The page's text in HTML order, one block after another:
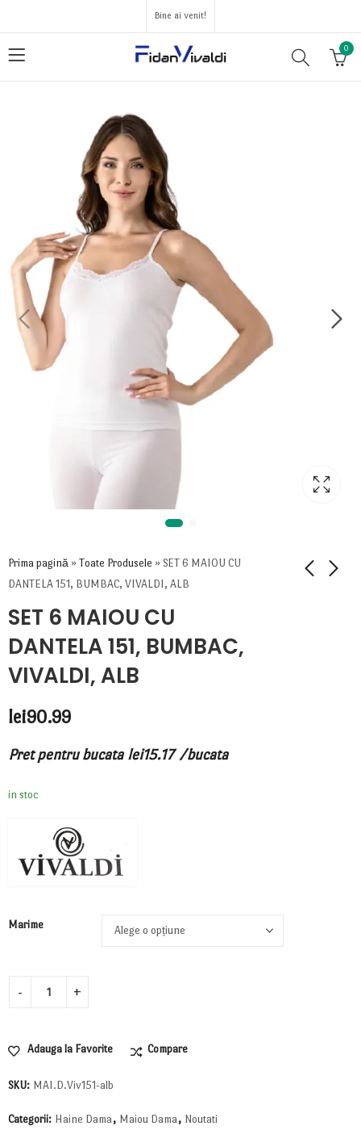
Bine ai venit!
0
Prima pagină » Toate Produsele » SET 6 MAIOU CU
DANTELA 151, BUMBAC, VIVALDI, ALB
SET 6 MAIOU CU
DANTELA 151, BUMBAC,
VIVALDI, ALB
lei90.99
Pret pentru bucata lei15.17 /bucata
in stoc
Marime
Adauga la Favorite Compare
SKU: MAI.D.Viv151-alb
Categorii: Haine Dama , Maiou Dama , Noutati